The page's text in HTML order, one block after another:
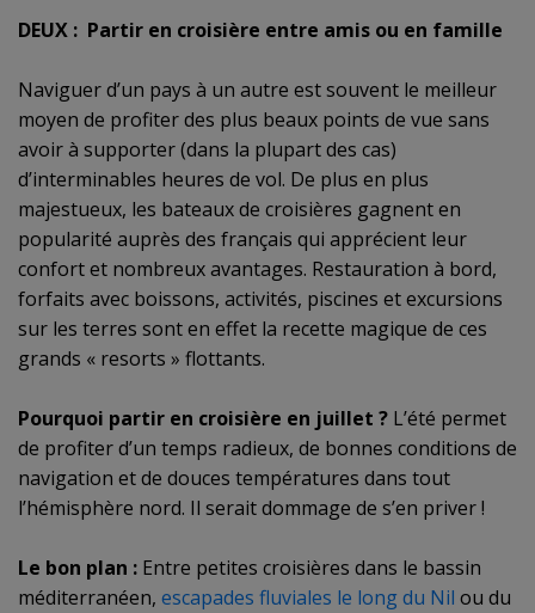
DEUX : Partir en croisière entre amis ou en famille
Naviguer d’un pays à un autre est souvent le meilleur
moyen de profiter des plus beaux points de vue sans
avoir à supporter (dans la plupart des cas)
d’interminables heures de vol. De plus en plus
majestueux, les bateaux de croisières gagnent en
popularité auprès des français qui apprécient leur
confort et nombreux avantages. Restauration à bord,
forfaits avec boissons, activités, piscines et excursions
sur les terres sont en effet la recette magique de ces
grands « resorts » flottants.
Pourquoi partir en croisière en juillet ? L’été permet
de profiter d’un temps radieux, de bonnes conditions de
navigation et de douces températures dans tout
l’hémisphère nord. Il serait dommage de s’en priver !
Le bon plan : Entre petites croisières dans le bassin
méditerranéen, escapades fluviales le long du Nil ou du